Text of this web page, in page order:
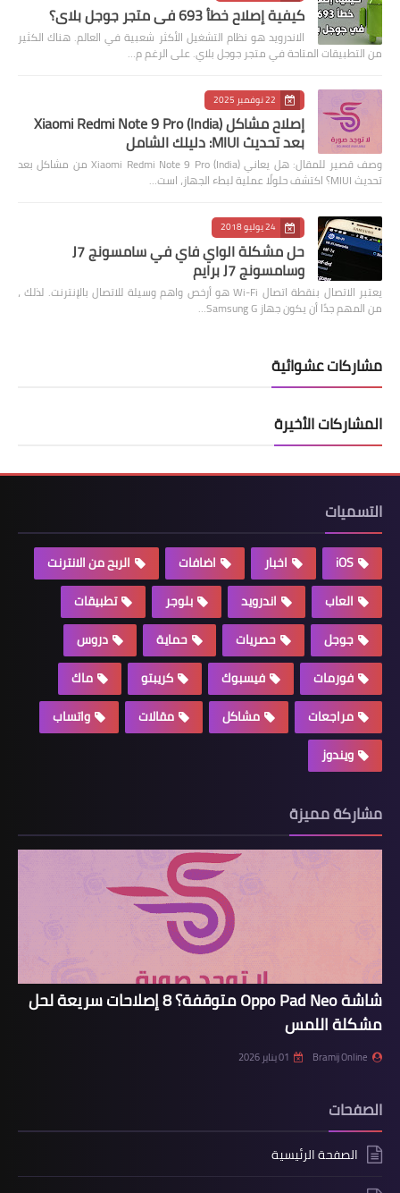
كيفية إصلاح خطأ 693 في متجر جوجل بلاي؟
الاندرويد هو نظام التشغيل الأكثر شعبية في العالم. هناك الكثير
من التطبيقات المتاحة في متجر جوجل بلاي. على الرغم م…
22 نوفمبر 2025
إصلاح مشاكل Xiaomi Redmi Note 9 Pro (India)
بعد تحديث MIUI: دليلك الشامل
وصف قصير للمقال: هل يعاني Xiaomi Redmi Note 9 Pro (India) من مشاكل بعد
تحديث MIUI؟ اكتشف حلولًا عملية لبطء الجهاز، است…
24 يوليو 2018
حل مشكلة الواي فاي في سامسونج J7
وسامسونج J7 برايم
يعتبر الاتصال بنقطة اتصال Wi-Fi هو أرخص واهم وسيلة للاتصال بالإنترنت. لذلك ،
من المهم جدًا أن يكون جهاز Samsung G…
مشاركات عشوائية
المشاركات الأخيرة
التسميات
iOS اخبار اضافات
الربح من الانترنت
العاب
اندرويد بلوجر
تطبيقات
جوجل
حصريات حماية
دروس
فورمات
فيسبوك كريبتو
ماك
مراجعات
مشاكل مقالات
واتساب
ويندوز
مشاركة مميزة
شاشة Oppo Pad Neo متوقفة؟ 8 إصلاحات سريعة لحل
مشكلة اللمس
Bramij Online 01 يناير 2026
الصفحات
الصفحة الرئيسية